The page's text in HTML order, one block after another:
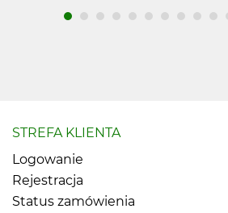
STREFA KLIENTA
Logowanie
Rejestracja
Status zamówienia